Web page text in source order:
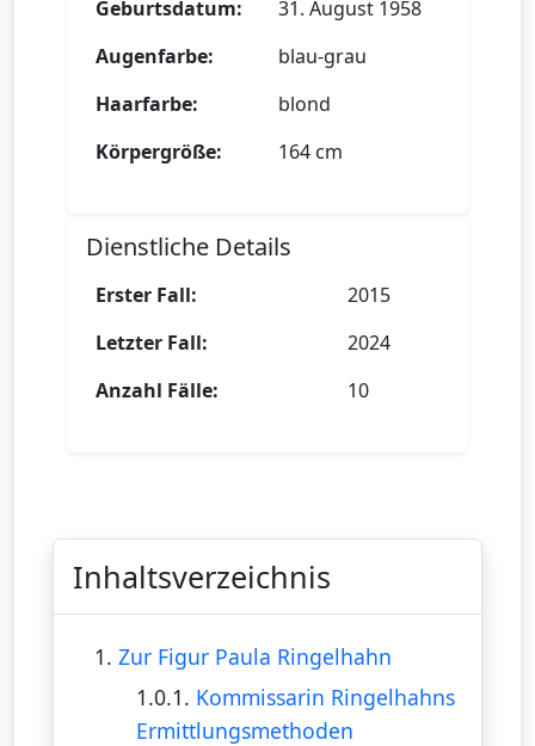
Geburtsdatum:
31. August 1958
Augenfarbe:
blau-grau
Haarfarbe:
blond
Körpergröße:
164 cm
Dienstliche Details
Erster Fall:
2015
Letzter Fall:
2024
Anzahl Fälle:
10
Inhaltsverzeichnis
1. Zur Figur Paula Ringelhahn
1.0.1. Kommissarin Ringelhahns
Ermittlungsmethoden